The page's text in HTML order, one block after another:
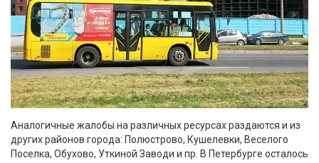
Аналогичные жалобы на различных ресурсах раздаются и из
других районов города: Полюстрово, Кушелевки, Веселого
Поселка, Обухово, Уткиной Заводи и пр. В Петербурге осталось